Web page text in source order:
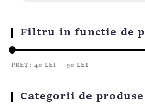
Filtru in functie de
PREȚ:40 LEI —90 LEI
Categorii de produse